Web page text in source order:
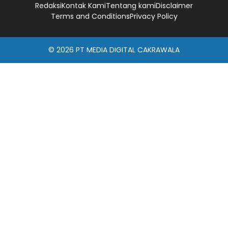
RedaksiKontak KamiTentang kamiDisclaimer
Terms and ConditionsPrivacy Policy
© 2026 PT MEDIA DIGITAL CAKRAWALA